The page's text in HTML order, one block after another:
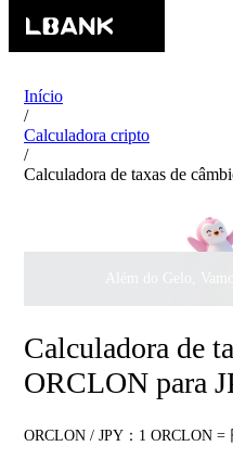
Início
/
Calculadora cripto
/
Calculadora de taxas de
Calculadora de
ORCLON para
ORCLON / JPY：1 ORCLON =